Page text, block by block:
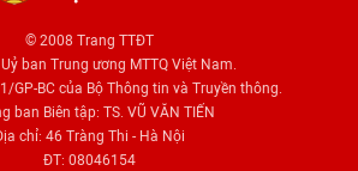
© 2008 Trang TTĐT
ban Trung ương MTTQ Việt Nam.
GP-BC của Bộ Thông tin và Truyền thông.
ban Biên tập: TS. VŨ VĂN TIẾN
chỉ: 46 Tràng Thi - Hà Nội
ĐT: 08046154